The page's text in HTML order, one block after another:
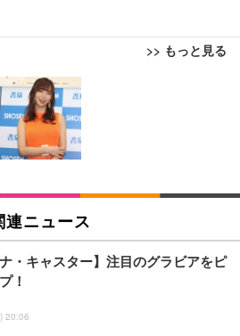
>> もっと見る
オフィスチェア 椅子 テレワーク 疲れな
式アームレスト コンパクト 約105度ロッ
務椅子 360度回転 座面昇降 強化ナイロ
ス 通気性メッシュ 在宅ワーク H-WY01
黒足)
オフィスチェア／デスクチェア メッシ
間工学 疲れない ブラック
ィスチェア デスクチェア 疲れない テレ
ア 強化バックレスト 30度ロッキング機
椅子 腰サポート 90度跳ね上げ式アーム
ス向けプレミアムモニター | FlexScan
| 31.5型4K UHD・USB Type-C・ホワ
ス向けプレミアムモニター | FlexScan
ゲーミングモニター DualSense 充電
CFI-ZDM1J）
シック ペットシーツ 薄型 レギュラー 1
無香料 ホワイト 300枚
シック ペットシーツ 厚型 ワイド 42枚
ホワイト(吸収面:ライトブルー)
イフ ネオ・オムツ L 中型犬用 26枚入
連ニュース
ナ・キャスター】注目のグラビアをピ
！
20:06